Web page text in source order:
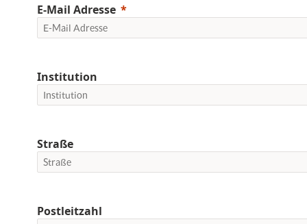
E-Mail Adresse
Institution
Straße
Postleitzahl